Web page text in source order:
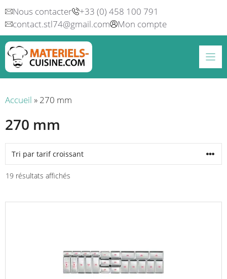
Aller
au
contenu
Nous contacter
+33 (0) 458 100 791
contact.stl74@gmail.com
Mon compte
Accueil » 270 mm
270 mm
19 résultats affichés